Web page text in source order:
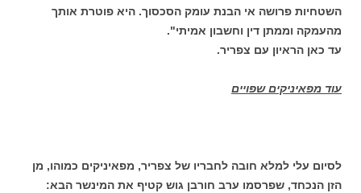
השטחיות פרושה אי הבנת עומק הסכסוך. היא פוטרת אותך
מהעמקה וממתן דין וחשבון אמיתי".
עד כאן הראיון עם צפריר.
עוד מפאיניקים שפויים
לסיום עלי למלא חובה לחבריו של צפריר, מפאיניקים כמוהו, מן
הזן הנכחד, שפרסמו ערב חורבן גוש קטיף את המינשר הבא: